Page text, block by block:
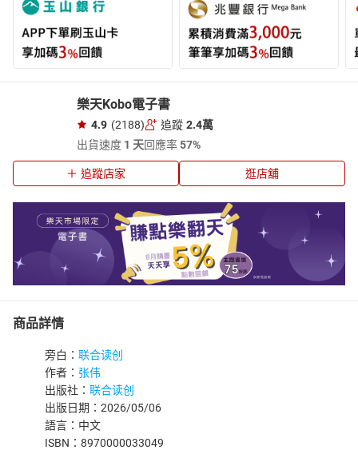
樂天Kobo電子書
4.9 (2188) 追蹤 2.4萬
出貨速度 1 天回應率57%
追蹤店家 逛店舖
商品詳情
旁白： 联合读创
作者： 张伟
出版社： 联合读创
出版日期：2026/05/06
語言：中文
ISBN：8970000033049